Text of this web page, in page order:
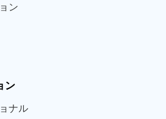
ン
ン
ナル